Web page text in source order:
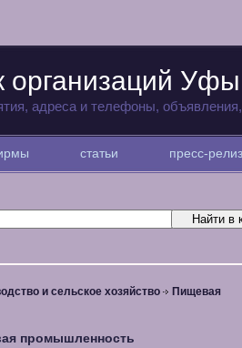
организаций Уфы
адреса и телефоны,
статьи пресс-
и сельское хозяйство
Пищевая
промышленность